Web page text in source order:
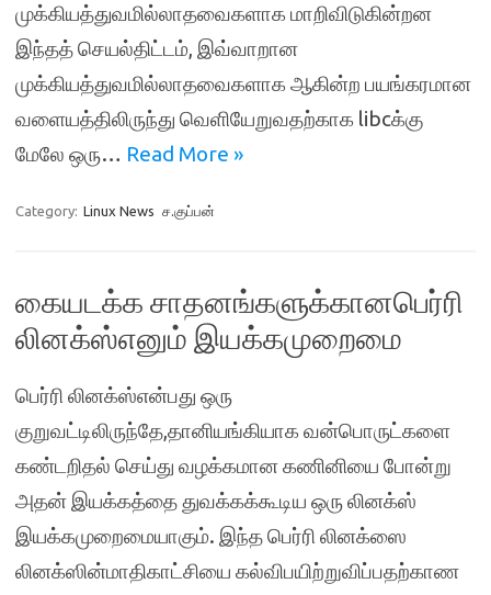
முக்கியத்துவமில்லாதவைகளாக மாறிவிடுகின்றன
இந்தத் செயல்திட்டம், இவ்வாறான
முக்கியத்துவமில்லாதவைகளாக ஆகின்ற பயங்கரமான
வளையத்திலிருந்து வெளியேறுவதற்காக libcக்கு
மேலே ஒரு… Read More »
Category: Linux News ச.குப்பன்
கையடக்க சாதனங்களுக்கானபெர்ரி
லினக்ஸ்எனும் இயக்கமுறைமை
பெர்ரி லினக்ஸ்என்பது ஒரு
குறுவட்டிலிருந்தே,தானியங்கியாக வன்பொருட்களை
கண்டறிதல் செய்து வழக்கமான கணினியை போன்று
அதன் இயக்கத்தை துவக்கக்கூடிய ஒரு லினக்ஸ்
இயக்கமுறைமையாகும். இந்த பெர்ரி லினக்ஸை
லினக்ஸின்மாதிகாட்சியை கல்விபயிற்றுவிப்பதற்காண